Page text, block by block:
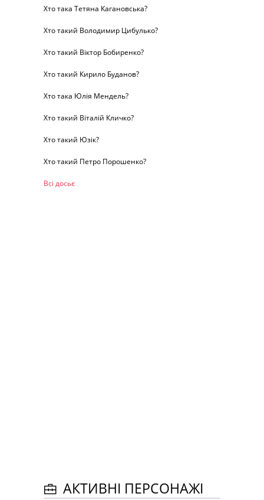
Хто така Тетяна Кагановська?
Хто такий Володимир Цибулько?
Хто такий Віктор Бобиренко?
Хто такий Кирило Буданов?
Хто така Юлія Мендель?
Хто такий Віталій Кличко?
Хто такий Юзік?
Хто такий Петро Порошенко?
Всі досьє
АКТИВНІ ПЕРСОНАЖІ